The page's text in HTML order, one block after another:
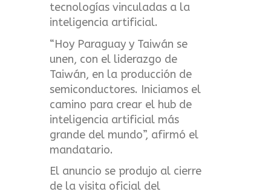
tecnologías vinculadas a la
inteligencia artificial.
“Hoy Paraguay y Taiwán se
unen, con el liderazgo de
Taiwán, en la producción de
semiconductores. Iniciamos el
camino para crear el hub de
inteligencia artificial más
grande del mundo”, afirmó el
mandatario.
El anuncio se produjo al cierre
de la visita oficial del